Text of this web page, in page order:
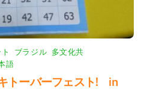
ブラジル 多文化共
語
トーバーフェスト! in